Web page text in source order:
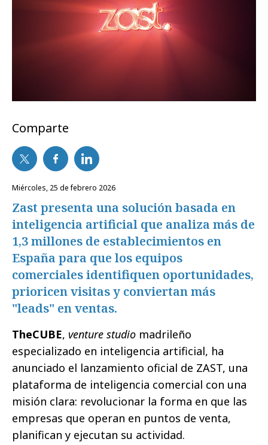
Comparte
miércoles, 25 de febrero 2026
Zast presenta una solución basada en
inteligencia artificial que analiza más de
1,3 millones de establecimientos en
España para que los equipos
comerciales identifiquen oportunidades,
prioricen visitas y conviertan más
"leads" en ventas.
TheCUBE, venture studio madrileño
especializado en inteligencia artificial, ha
anunciado el lanzamiento oficial de ZAST, una
plataforma de inteligencia comercial con una
misión clara: revolucionar la forma en que las
empresas que operan en puntos de venta,
planifican y ejecutan su actividad.